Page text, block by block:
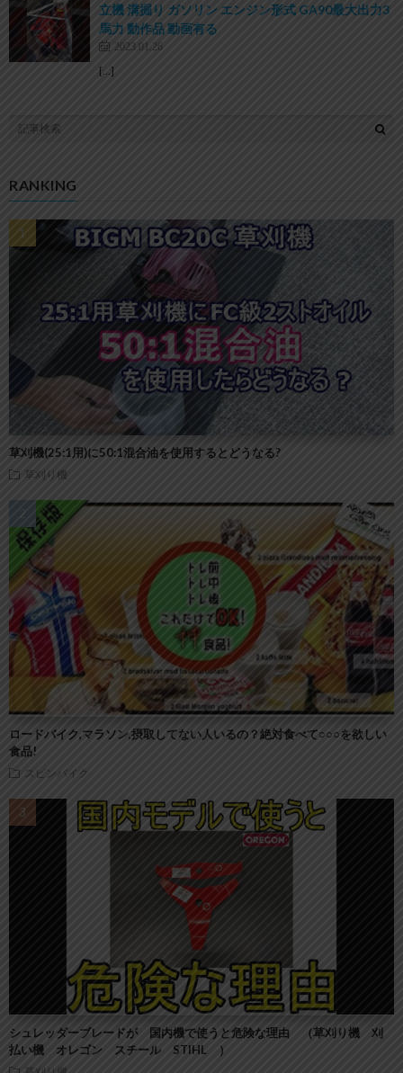
立機 溝掘り ガソリン エンジン形式 GA90最大出力3
馬力 動作品 動画有る
2023.01.26
[…]
RANKING
草刈機(25:1用)に50:1混合油を使用するとどうなる?
草刈り機
ロードバイク,マラソン,摂取してない人いるの？絶対食べて○○○を欲しい
食品!
スピンバイク
シュレッダーブレードが 国内機で使うと危険な理由 （草刈り機 刈
払い機 オレゴン スチール STIHL ）